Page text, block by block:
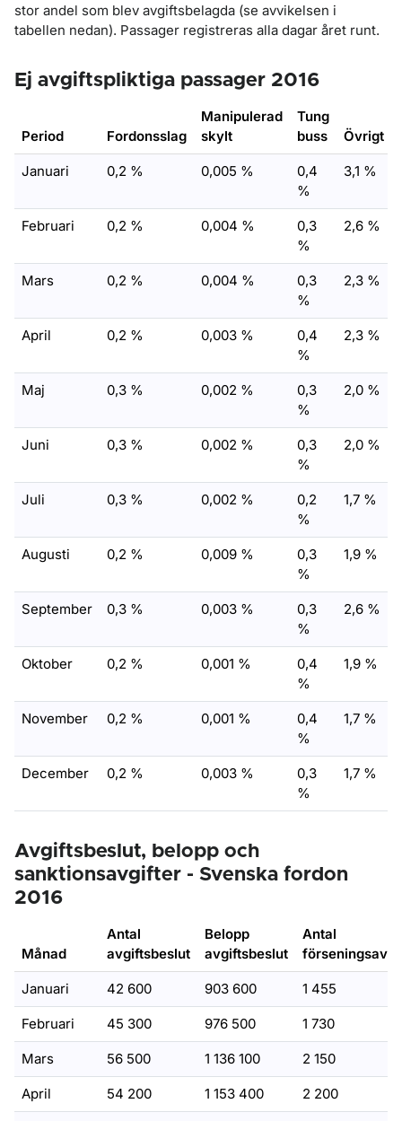
stor andel som blev avgiftsbelagda (se avvikelsen i
tabellen nedan). Passager registreras alla dagar året runt.
Ej avgiftspliktiga passager 2016
Period Fordonsslag
Manipulerad
skylt
Tung
buss
Övrigt
Januari 0,2 % 0,005 %
0,4
%
3,1 %
Februari 0,2 % 0,004 %
0,3
%
2,6 %
Mars 0,2 % 0,004 %
0,3
%
2,3 %
April 0,2 % 0,003 %
0,4
%
2,3 %
Maj 0,3 % 0,002 %
0,3
%
2,0 %
Juni 0,3 % 0,002 %
0,3
%
2,0 %
Juli 0,3 % 0,002 %
0,2
%
1,7 %
Augusti 0,2 % 0,009 %
0,3
%
1,9 %
September 0,3 % 0,003 %
0,3
%
2,6 %
Oktober 0,2 % 0,001 %
0,4
%
1,9 %
November 0,2 % 0,001 %
0,4
%
1,7 %
December 0,2 % 0,003 %
0,3
%
1,7 %
Avgiftsbeslut, belopp och
sanktionsavgifter - Svenska fordon
2016
Månad
Antal
avgiftsbeslut
Belopp
avgiftsbeslut
Antal
Januari 42 600 903 600 1 455
Februari 45 300 976 500 1 730
Mars 56 500 1 136 100 2 150
April 54 200 1 153 400 2 200